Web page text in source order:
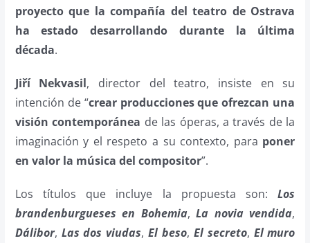
proyecto que la compañía del teatro de Ostrava
ha estado desarrollando durante la última
década.
Jiří Nekvasil, director del teatro, insiste en su
intención de “crear producciones que ofrezcan una
visión contemporánea de las óperas, a través de la
imaginación y el respeto a su contexto, para poner
en valor la música del compositor”.
Los títulos que incluye la propuesta son:Los
brandenburgueses en Bohemia, La novia vendida,
Dálibor, Las dos viudas,El beso, El secreto, El muro